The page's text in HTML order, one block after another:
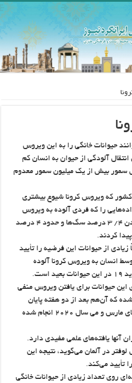
حیوانات خانگی را به این ویروس
آلودگی از حیوان به انسان کم
سمور بیش از یک میلیون سمور معدوم
کشور که ویروس کرونا شیوع بیشتری
خانگی خانواده‌هایی را که فردی آلوده به ویروس
کرونا داشتند، آزمایش کردند. آنها در بدن ۴/ ۳ درصد سگ‌ها و حدود ۴ درصد
کردند.
از حیوانات این فرضیه را تأیید
انسان به ویروس کرونا آلوده
این حیوانات برای یافتن ویروس منفی‌
که آن‌هم بعد از دو هفته پایان
یافته است. این آزمایش در فاصله‌ ماه‌های مارس و می سال ۲۰۲۰ انجام شده
آنها یافته‌های علمی مفیدی دارد.
در آلمان می‌گوید، نتیجه این
تأیید می‌کند.
روی تعداد زیادی از حیوانات خانگی